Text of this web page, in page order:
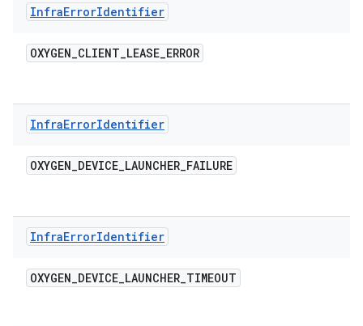
InfraErrorIdentifier
OXYGEN_CLIENT_LEASE_ERROR
InfraErrorIdentifier
OXYGEN_DEVICE_LAUNCHER_FAILURE
InfraErrorIdentifier
OXYGEN_DEVICE_LAUNCHER_TIMEOUT